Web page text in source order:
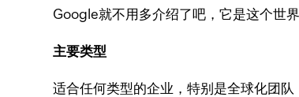
Google就不用多介绍了吧，它是这个世
主要类型
适合任何类型的企业，特别是全球化团